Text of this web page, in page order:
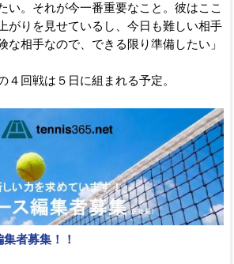
い。それが今一番重要なこと。彼はここ
がりを見せているし、今日も難しい相手
な相手なので、できる限り準備したい」
４回戦は５日に組まれる予定。
者募集！！